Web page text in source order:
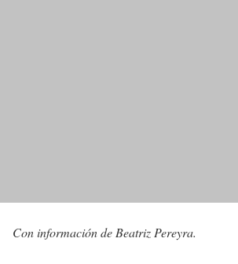
Con información de Beatriz Pereyra.